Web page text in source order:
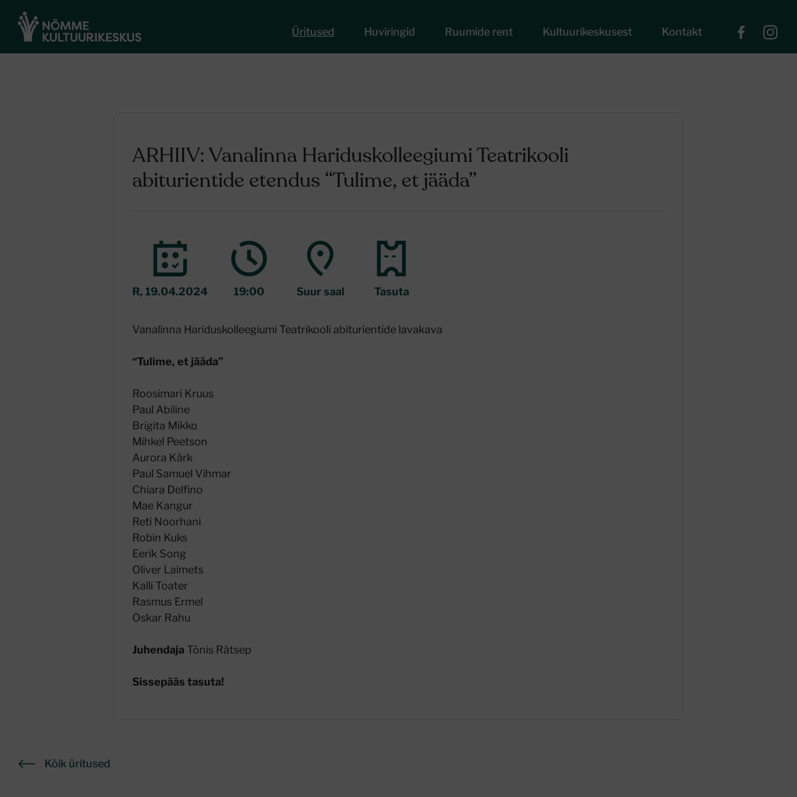
Üritused Huviringid Ruumide rent Kultuurikeskusest Kontakt
ARHIIV: Vanalinna Hariduskolleegiumi Teatrikooli
abiturientide etendus “Tulime, et jääda”
R, 19.04.2024 19:00 Suur saal Tasuta
Vanalinna Hariduskolleegiumi Teatrikooli abiturientide lavakava
“Tulime, et jääda”
Roosimari Kruus
Paul Abiline
Brigita Mikko
Mihkel Peetson
Aurora Kärk
Paul Samuel Vihmar
Chiara Delfino
Mae Kangur
Reti Noorhani
Robin Kuks
Eerik Song
Oliver Laimets
Kalli Toater
Rasmus Ermel
Oskar Rahu
Juhendaja Tõnis Rätsep
Sissepääs tasuta!
Kõik üritused